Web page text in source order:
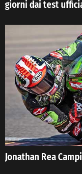
giorni dai test
Jonathan Rea